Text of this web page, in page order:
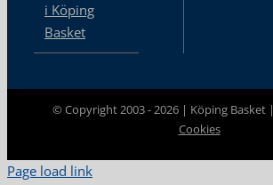
i Köping
Basket
© Copyright 2003 -2026 | Köping Basket |
Cookies
Page load link